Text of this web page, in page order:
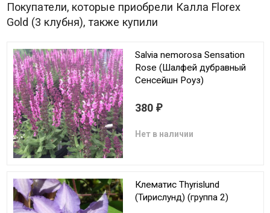
Покупатели, которые приобрели Калла Florex
Gold (3 клубня), также купили
Salvia nemorosa Sensation
Rose (Шалфей дубравный
Сенсейшн Роуз)
380 ₽
Нет в наличии
Клематис Thyrislund
(Тирислунд) (группа 2)